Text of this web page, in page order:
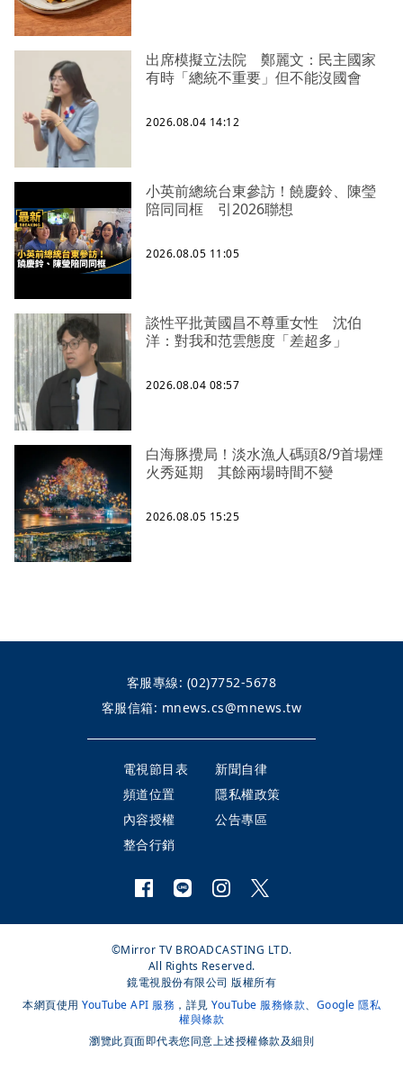
出席模擬立法院 鄭麗文：民主國家
有時「總統不重要」但不能沒國會
2026.08.04 14:12
小英前總統台東參訪！饒慶鈴、陳瑩
陪同同框 引2026聯想
2026.08.05 11:05
談性平批黃國昌不尊重女性 沈伯
洋：對我和范雲態度「差超多」
2026.08.04 08:57
白海豚攪局！淡水漁人碼頭8/9首場煙
火秀延期 其餘兩場時間不變
2026.08.05 15:25
客服專線: (02)7752-5678
客服信箱: mnews.cs@mnews.tw
電視節目表
新聞自律
頻道位置
隱私權政策
內容授權
公告專區
整合行銷
©Mirror TV BROADCASTING LTD.
All Rights Reserved.
鏡電視股份有限公司 版權所有
本網頁使用 YouTube API 服務 ，詳見 YouTube 服務條款、 Google 隱私
權與條款
瀏覽此頁面即代表您同意上述授權條款及細則